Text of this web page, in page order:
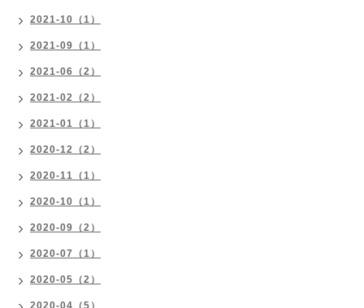
2021-10（1）
2021-09（1）
2021-06（2）
2021-02（2）
2021-01（1）
2020-12（2）
2020-11（1）
2020-10（1）
2020-09（2）
2020-07（1）
2020-05（2）
2020-04（5）